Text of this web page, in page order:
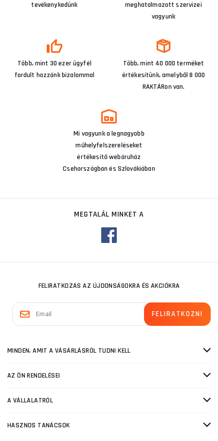
tevékenykedünk
meghatalmazott szervizei
vagyunk
Több, mint 30 ezer ügyfél
fordult hozzánk bizalommal
Több, mint 40 000 terméket
értékesítünk, amelyből 8 000
RAKTÁRon van.
Mi vagyunk a legnagyobb
műhelyfelszereléseket
értékesítő webáruház
Csehországban és Szlovákiában
MEGTALÁL MINKET A
FELIRATKOZÁS AZ ÚJDONSÁGOKRA ÉS AKCIÓKRA
MINDEN, AMIT A VÁSÁRLÁSRÓL TUDNI KELL
AZ ÖN RENDELÉSEI
A VÁLLALATRÓL
HASZNOS TANÁCSOK